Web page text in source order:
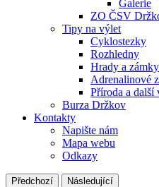
Galerie
ZO ČSV
Tipy na výlet
Cyklostezky
Rozhledny
Hrady a zámky
Adrenalinové
Příroda a další
Burza Držkov
Kontakty
Napište nám
Mapa webu
Odkazy
Předchozí Následující